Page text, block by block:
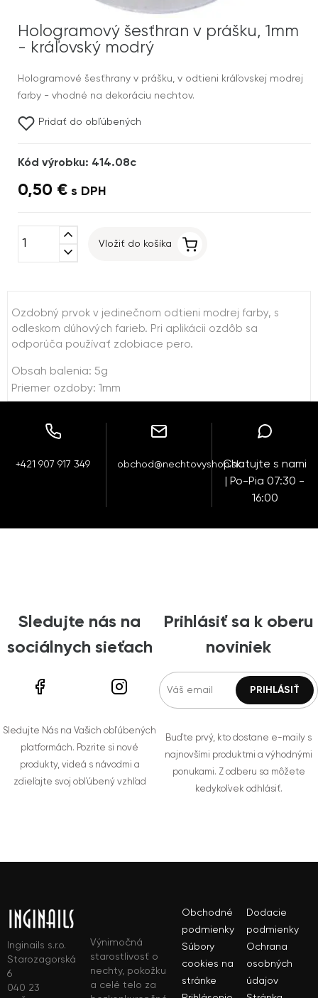
Hologramový šesťhran v prášku, 1mm
- kráľovský modrý
Hologramové šesťhrany v prášku, v odtieni kráľovskej modrej
farby - vhodné na dekoráciu nechtov.
Pridať do obľúbených
Kód výrobku: 414.08c
0,50 € s DPH
expand_less
expand_more
Vložiť do košíka
Ozdobný prvok v jedinečnom odtieni modrej farby, s
odleskom dúhových farieb. Pri aplikácii ozdôb sa
odporúča používať zdobiace pero.
Obsah balenia: 5g
Priemer ozdoby: 1mm
+421 907 917 349 obchod@nechtovyshop.skChatujte s nami
| Po-Pia 07:30 -
16:00
Sledujte nás na
sociálnych sieťach
Sledujte Nás na Vašich obľúbených
platformách. Pozrite si nové
produkty, videá s návodmi a
zdieľajte svoj obľúbený vzhľad
Prihlásiť sa k oberu
noviniek
Buďte prvý, kto dostane e-maily s
najnovšími produktmi a výhodnými
ponukami. Z odberu sa môžete
kedykoľvek odhlásiť.
Inginails s.r.o.
Starozagorská
6
040 23
Výnimočná
starostlivosť o
nechty, pokožku
a celé telo za
Obchodné
podmienky
Dodacie
podmienky
Súbory
cookies na
stránke
Ochrana
osobných
údajov